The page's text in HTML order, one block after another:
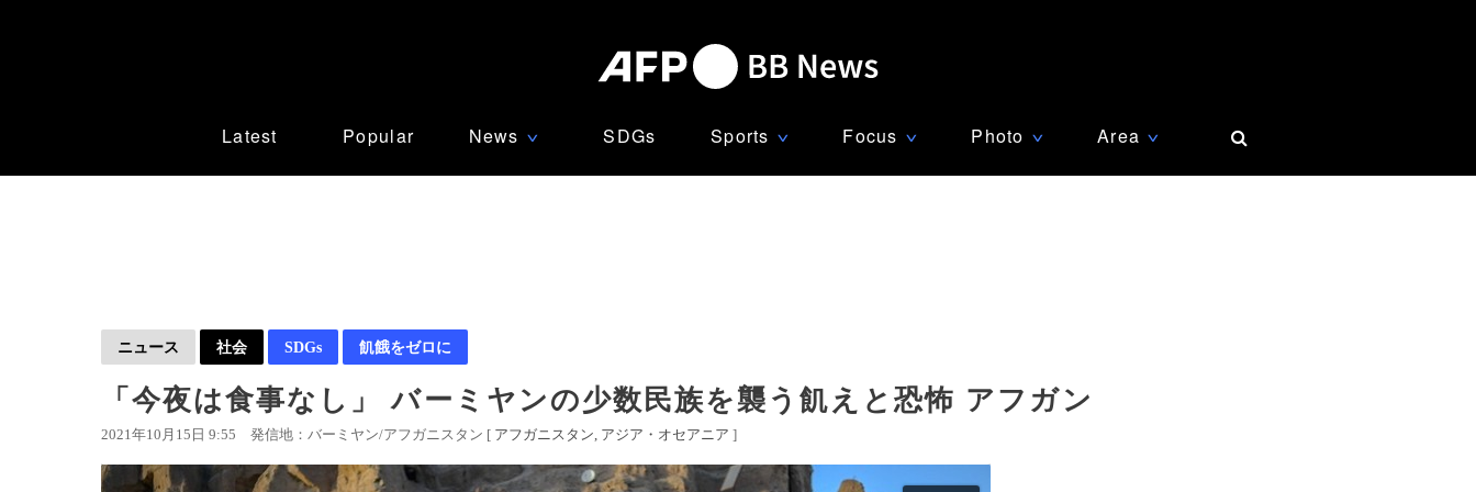
Latest Popular News ∨ SDGs Sports ∨ Focus ∨ Photo ∨ Area ∨
ニュース 社会 SDGs 飢餓をゼロに
「今夜は食事なし」 バーミヤンの少数民族を襲う飢えと恐怖 アフガン
2021年10月15日 9:55 発信地：バーミヤン/アフガニスタン [ アフガニスタン アジア・オセアニア ]